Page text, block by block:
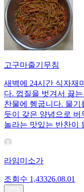
고구마줄기무침
새벽에 24시간 식자재
다. 껍질을 벗겨서 끓
찬물에 헹굽니다. 물
듯이 갖은 양념으로 버
놀라는 맛있는 반찬이
라임미소가
조회수 1,43326.08.01